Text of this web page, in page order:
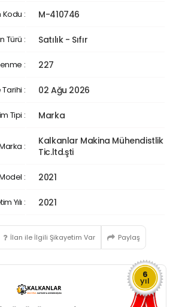
Kodu : M-410746
Türü : Satılık - Sıfır
: 227
: 02 Ağu 2026
Tipi : Marka
:
Kalkanlar Makina Mühendistlik
Tic.ltd.şti
: 2021
Yılı : 2021
İlan ile İlgili Şikayetim Var Paylaş
6
yıl